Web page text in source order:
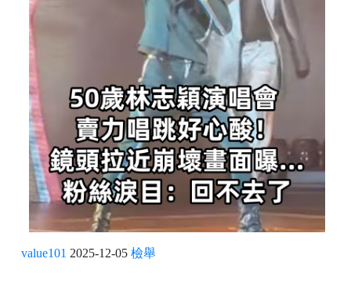
value101 2025-12-05 檢舉